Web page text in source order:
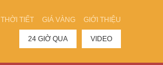
THỜI TIẾT GIÁ VÀNG GIỚI THIỆU
24 GIỜ QUA VIDEO